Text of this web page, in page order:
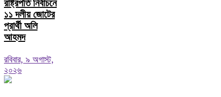
রাষ্ট্রপতি নির্বাচনে
১১ দলীয় জোটের
প্রার্থী অলি
আহমদ
রবিবার, ৯ অগাস্ট,
২০২৬